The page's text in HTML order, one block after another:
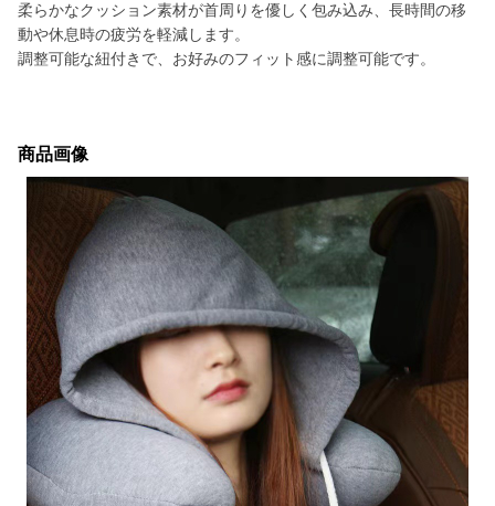
柔らかなクッション素材が首周りを優しく包み込み、長時間の移
動や休息時の疲労を軽減します。
調整可能な紐付きで、お好みのフィット感に調整可能です。
商品画像